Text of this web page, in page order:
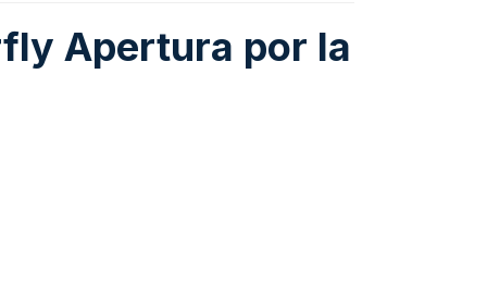
Apertura por la